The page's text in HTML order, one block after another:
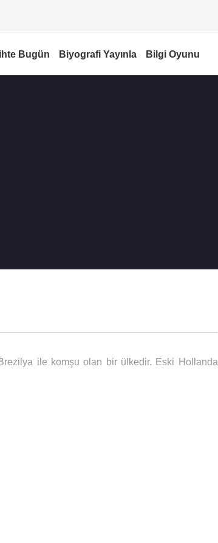
Bugün Biyografi Yayınla Bilgi Oyunu
ile komşu olan bir ülkedir. Eski Hollanda